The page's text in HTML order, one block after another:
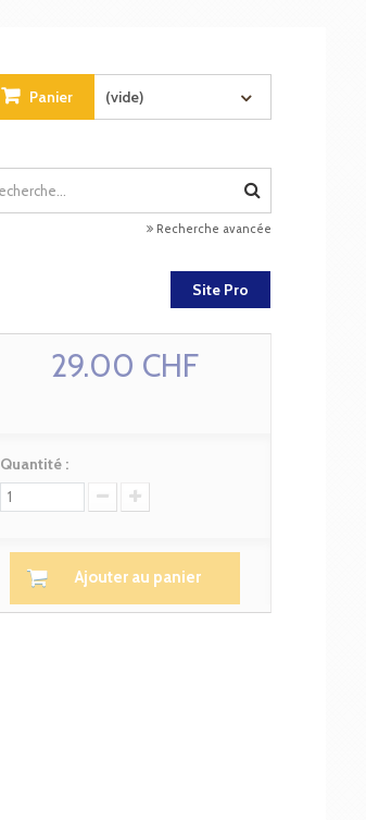
Panier (vide)
Recherche avancée
Site Pro
29.00 CHF
Quantité :
Ajouter au panier